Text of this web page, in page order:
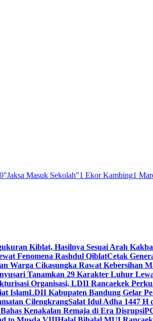
"Jaksa Masuk Sekolah"1 Ekor Kambing1
Kiblat, Hasilnya Sesuai Arah
Fenomena Rashdul QiblatCetak
Warga Cikasungka Rawat Kebersihan
Tanamkan 29 Karakter Luhur
Organisasi, LDII Rancaekek
IslamLDII Kabupaten Bandung Gelar
CilengkrangSalat Idul Adha 1447 H
Kenakalan Remaja di Era Disrupsi